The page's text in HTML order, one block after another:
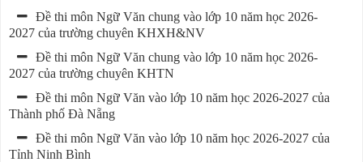
Đề thi môn Ngữ Văn chung vào lớp 10 năm học 2026-
2027 của trường chuyên KHXH&NV
Đề thi môn Ngữ Văn chung vào lớp 10 năm học 2026-
2027 của trường chuyên KHTN
Đề thi môn Ngữ Văn vào lớp 10 năm học 2026-2027 của
Thành phố Đà Nẵng
Đề thi môn Ngữ Văn vào lớp 10 năm học 2026-2027 của
Tỉnh Ninh Bình